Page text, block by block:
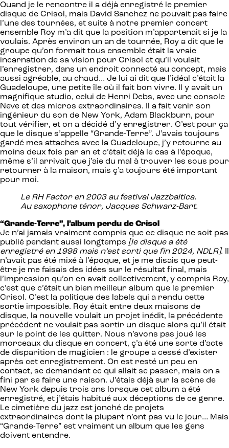
Quand je le rencontre il a déjà enregistré le premier
disque de Crisol, mais David Sanchez ne pouvait pas faire
l’une des tournées, et suite à notre premier concert
ensemble Roy m’a dit que la position m’appartenait si je la
voulais. Après environ un an de tournée, Roy a dit que le
groupe qu’on formait tous ensemble était la vraie
incarnation de sa vision pour Crisol et qu’il voulait
l’enregistrer, dans un endroit connecté au concept, mais
aussi agréable, au chaud… Je lui ai dit que l’idéal c’était la
Guadeloupe, une petite île où il fait bon vivre. Il y avait un
magnifique studio, celui de Henri Debs, avec une console
Neve et des micros extraordinaires. Il a fait venir son
ingénieur du son de New York, Adam Blackburn, pour
tout vérifier, et on a décidé d’y enregistrer. C’est pour ça
que le disque s’appelle “Grande-Terre”. J’avais toujours
gardé mes attaches avec la Guadeloupe, j’y retourne au
moins deux fois par an et c’était déjà le cas à l’époque,
même s’il arrivait que j’aie du mal à trouver les sous pour
retourner à la maison, mais ç’a toujours été important
pour moi.
Le RH Factor en 2003 au festival Jazzbaltica.
Au saxophone ténor, Jacques Schwarz-Bart.
“Grande-Terre”, l’album perdu de Crisol
Je n’ai jamais vraiment compris que ce disque ne soit pas
publié pendant aussi longtemps [le disque a été
enregistré en 1998 mais n’est sorti que fin 2024, NDLR]. Il
n’avait pas été mixé à l’époque, et je me disais que peut-
être je me faisais des idées sur le résultat final, mais
l’impression qu’on en avait collectivement, y compris Roy,
c’est que c’était un bien meilleur album que le premier
Crisol. C’est la politique des labels qui a rendu cette
sortie impossible. Roy était entre deux maisons de
disque, la nouvelle voulait un projet inédit, la précédente
précédent ne voulait pas sortir un disque alors qu’il était
sur le point de les quitter. Nous n’avons pas joué les
morceaux du disque en concert, ç’a été une sorte d’acte
de disparition de magicien : le groupe a cessé d’exister
après cet enregistrement. On est resté un peu en
contact, se demandant ce qui allait se passer, mais on a
fini par se faire une raison. J’étais déjà sur la scène de
New York depuis trois ans lorsque cet album a été
enregistré, et j’étais habitué aux déceptions de ce genre.
Le cimetière du jazz est jonché de projets
extraordinaires dont la plupart n’ont pas vu le jour… Mais
“Grande-Terre” est vraiment un album que les gens
doivent entendre.